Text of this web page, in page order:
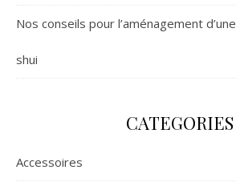
Nos conseils pour l’aménagement
shui
CATEGORIES
Accessoires